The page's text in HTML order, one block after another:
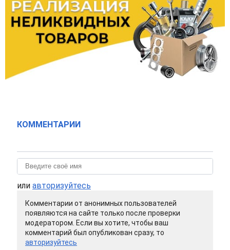
КОММЕНТАРИИ
или авторизуйтесь
Комментарии от анонимных пользователей
появляются на сайте только после проверки
модератором. Если вы хотите, чтобы ваш
комментарий был опубликован сразу, то
авторизуйтесь